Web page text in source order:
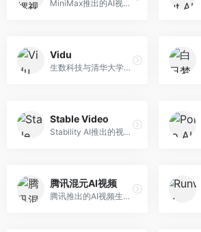
MiniMax推出的AI视频生成工具，支持高质量视频创作。面向内容创作者，提供文生视频、视频编辑等功能，生成速度快，视频效果自然流畅。
Vidu
生数科技与清华大学联合研发的AI视频生成大模型。面向视频创作者和内容生产者，支持文生视频、图生视频，视频质量高，物理运动理解准确，国产视频生成领先工具。
Stable Video
Stability AI推出的视频生成模型，开源可部署。面向开发者和专业创作者，支持视频生成、视频编辑等功能，开源生态完善，定制化程度高。
腾讯混元AI视频
腾讯推出的AI视频生成工具，基于混元大模型。面向腾讯生态用户和内容创作者，支持文生视频、视频编辑等功能，与腾讯产品生态深度整合。